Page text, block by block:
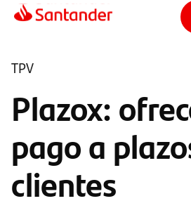
TPV
Plazox:
pago a
clientes